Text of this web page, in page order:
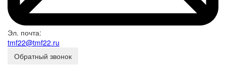
Эл. почта:
tmf22@tmf22.ru
Обратный звонок